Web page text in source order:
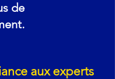
de
aux experts